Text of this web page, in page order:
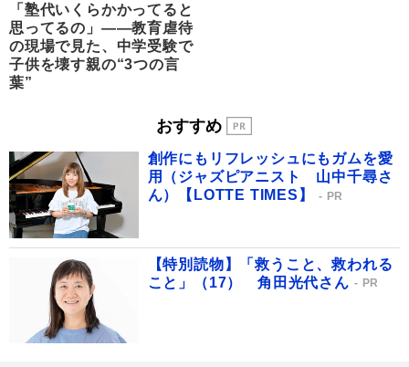
「塾代いくらかかってると
思ってるの」――教育虐待
の現場で見た、中学受験で
子供を壊す親の“3つの言
葉”
おすすめ
創作にもリフレッシュにもガムを愛
用（ジャズピアニスト 山中千尋さ
ん）【LOTTE TIMES】
PR
【特別読物】「救うこと、救われる
こと」（17） 角田光代さん
PR